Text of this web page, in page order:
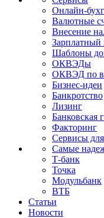
Онлайн-
Валютные
Внесение
Зарплатный
Шаблоны
ОКВЭДы
ОКВЭД по
Бизнес-идеи
Банкротство
Лизинг
Банковская
Факторинг
Сервисы для
Самые
Т-банк
Точка
Модульбанк
ВТБ
Статьи
Новости